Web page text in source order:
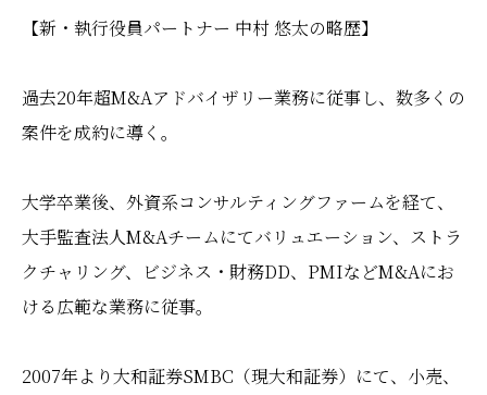
【新・執行役員パートナー 中村 悠太の略歴】
過去20年超M&Aアドバイザリー業務に従事し、数多くの
案件を成約に導く。
大学卒業後、外資系コンサルティングファームを経て、
大手監査法人M&Aチームにてバリュエーション、ストラ
クチャリング、ビジネス・財務DD、PMIなどM&Aにお
ける広範な業務に従事。
2007年より大和証券SMBC（現大和証券）にて、小売、